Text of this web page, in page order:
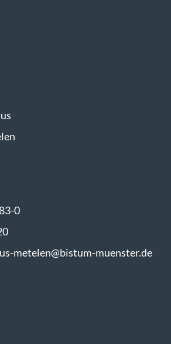
0
metelen@bistum-muenster.de